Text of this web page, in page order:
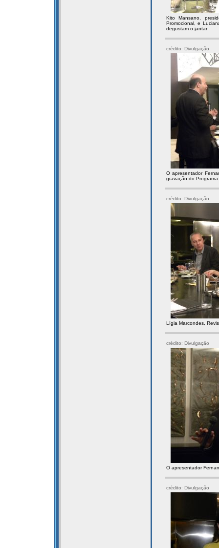
Kito Mansano,
Promocional, e
degustam o jantar
crédito: Divulgação
O apresentador
gravação do
crédito: Divulgação
Lígia Marcondes,
crédito: Divulgação
O apresentador
crédito: Divulgação